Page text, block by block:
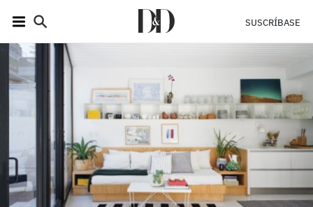
SUSCRÍBASE